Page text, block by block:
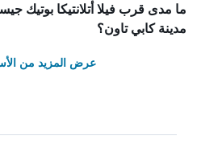
ما مدى قرب فيلا أتلانتيكا
مدينة كابي تاون؟
عرض المزيد من